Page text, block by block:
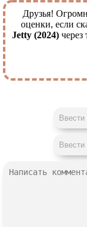
Друзья!
оценки, если
Jetty (2024) через